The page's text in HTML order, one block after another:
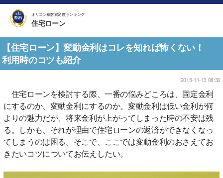
オリコン顧客満足度ランキング
住宅ローン
【住宅ローン】変動金利はコレを知れば怖くない！
利用時のコツも紹介
2015-11-13 08:30
住宅ローンを検討する際、一番の悩みどころは、固定金利
にするのか、変動金利にするのか。変動金利は低い金利が何
よりの魅力だが、将来金利が上がってしまった時の不安は残
る。しかも、それが理由で住宅ローンの返済ができなくなっ
てしまうのは困る。そこで、ここでは変動金利のおさえてお
きたいコツについてお伝えしたい。